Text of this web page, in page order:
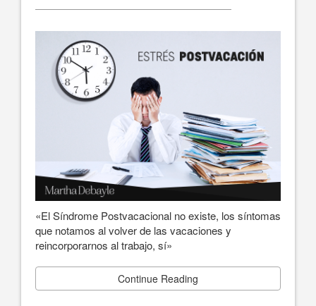
«El Síndrome Postvacacional no existe, los síntomas
que notamos al volver de las vacaciones y
reincorporarnos al trabajo, sí»
Continue Reading